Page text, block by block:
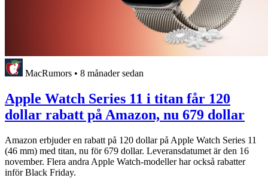
MacRumors • 8 månader sedan
Apple Watch Series 11 i titan får 120
dollar rabatt på Amazon, nu 679 dollar
Amazon erbjuder en rabatt på 120 dollar på Apple Watch Series 11
(46 mm) med titan, nu för 679 dollar. Leveransdatumet är den 16
november. Flera andra Apple Watch-modeller har också rabatter
inför Black Friday.